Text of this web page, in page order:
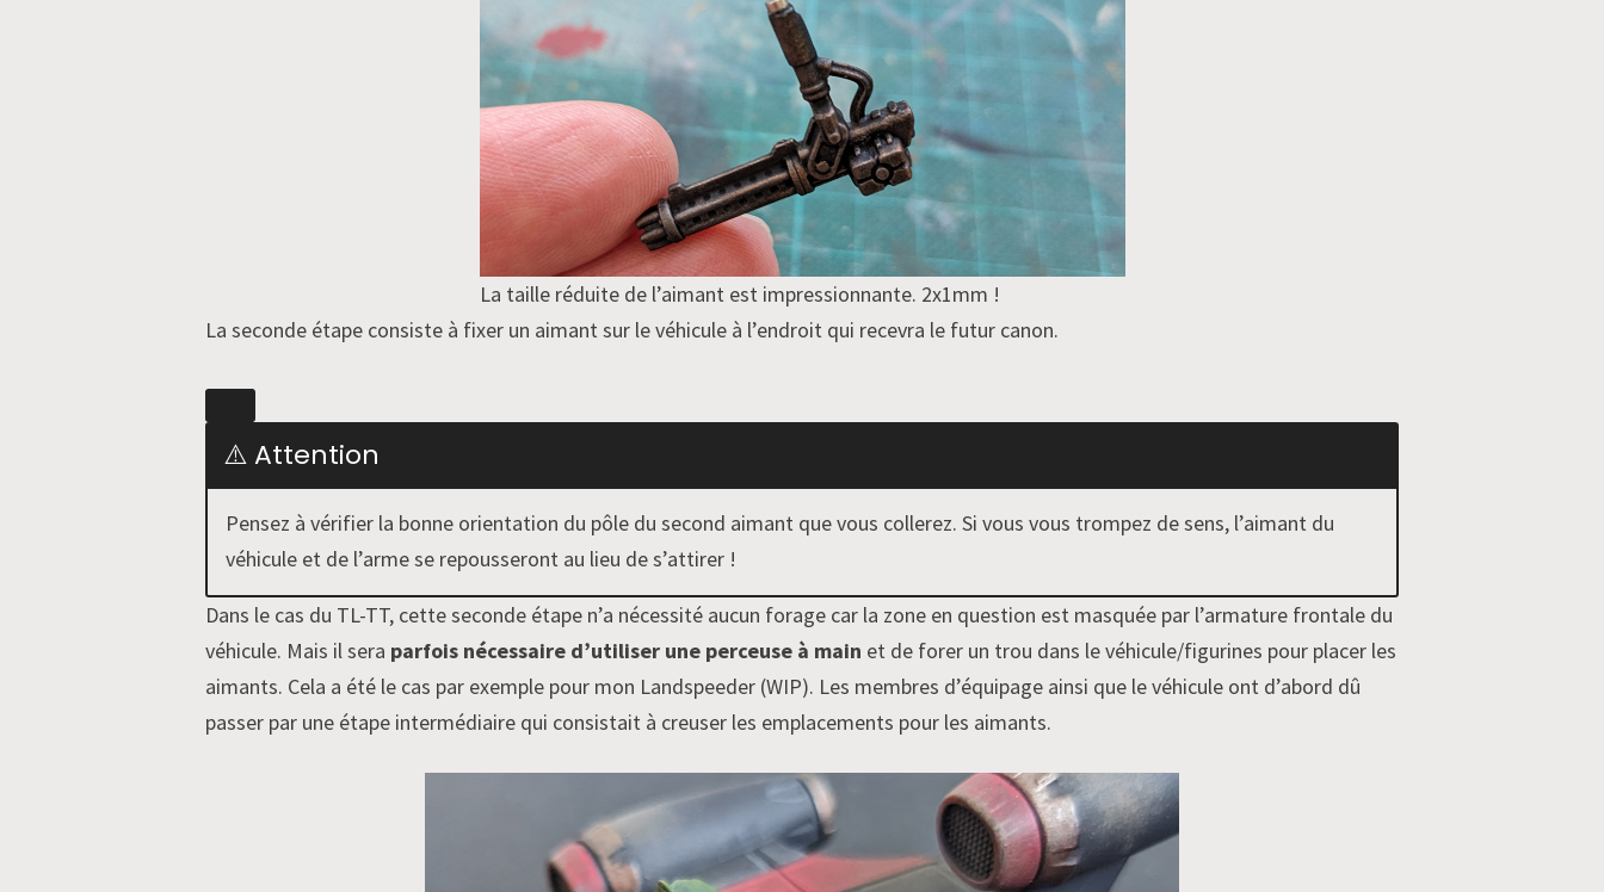
La taille réduite de l’aimant est impressionnante. 2x1mm !
La seconde étape consiste à fixer un aimant sur le véhicule à l’endroit qui recevra le futur canon.
⚠️ Attention
Pensez à vérifier la bonne orientation du pôle du second aimant que vous collerez. Si vous vous trompez de sens, l’aimant du
véhicule et de l’arme se repousseront au lieu de s’attirer !
Dans le cas du TL-TT, cette seconde étape n’a nécessité aucun forage car la zone en question est masquée par l’armature frontale du
véhicule. Mais il sera parfois nécessaire d’utiliser une perceuse à main et de forer un trou dans le véhicule/figurines pour placer les
aimants. Cela a été le cas par exemple pour mon Landspeeder (WIP). Les membres d’équipage ainsi que le véhicule ont d’abord dû
passer par une étape intermédiaire qui consistait à creuser les emplacements pour les aimants.